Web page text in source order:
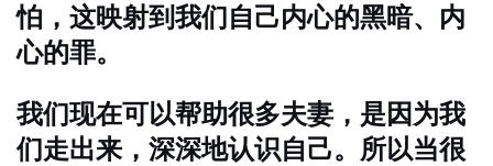
怕，这映射到我们自己内心的黑暗、内
心的罪。
我们现在可以帮助很多夫妻，是因为我
们走出来，深深地认识自己。所以当很